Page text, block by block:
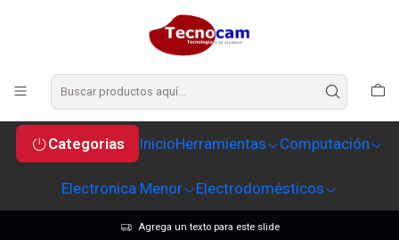
Categorias InicioHerramientas Computación
Electronica Menor Electrodomésticos
Agrega un texto para este slide